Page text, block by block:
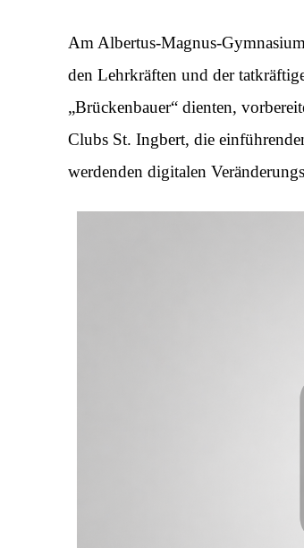
Am Albertus-Magnus-
den Lehrkräften und der
„Brückenbauer“ dienten,
Clubs St. Ingbert, die
werdenden digitalen